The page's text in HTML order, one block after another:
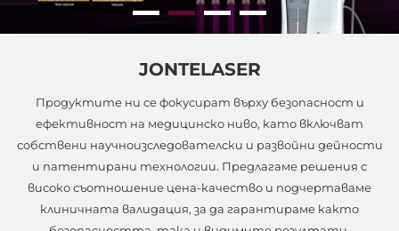
JONTELASER
Продуктите ни се фокусират върху безопасност и
ефективност на медицинско ниво, като включват
собствени научноизследователски и развойни дейности
и патентирани технологии. Предлагаме решения с
високо съотношение цена-качество и подчертаваме
клиничната валидация, за да гарантираме както